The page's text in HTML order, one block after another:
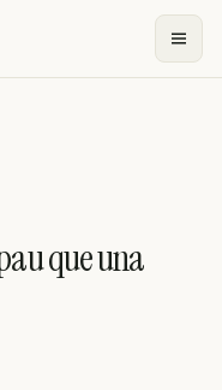
que una